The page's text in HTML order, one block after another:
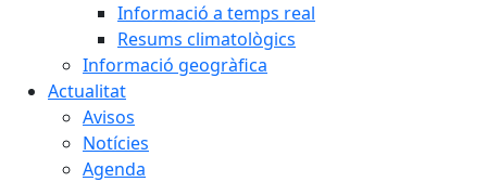
Informació a temps real
Resums climatològics
Informació geogràfica
Actualitat
Avisos
Notícies
Agenda